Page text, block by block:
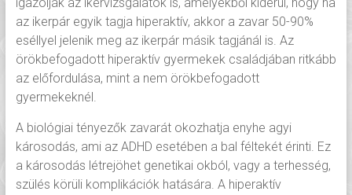
igazolják az ikervizsgálatok is, amelyekből kiderül, hogy ha
az ikerpár egyik tagja hiperaktív, akkor a zavar 50-90%
eséllyel jelenik meg az ikerpár másik tagjánál is. Az
örökbefogadott hiperaktív gyermekek családjában ritkább
az előfordulása, mint a nem örökbefogadott
gyermekeknél.
A biológiai tényezők zavarát okozhatja enyhe agyi
károsodás, ami az ADHD esetében a bal féltekét érinti. Ez
a károsodás létrejöhet genetikai okból, vagy a terhesség,
szülés körüli komplikációk hatására. A hiperaktív